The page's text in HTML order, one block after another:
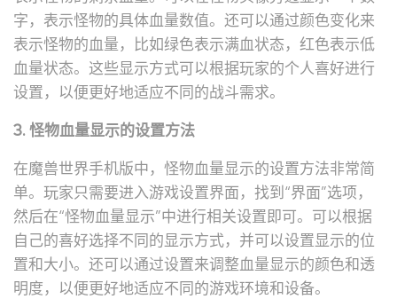
字，表示怪物的具体血量数值。还可以通过颜色变化来
表示怪物的血量，比如绿色表示满血状态，红色表示低
血量状态。这些显示方式可以根据玩家的个人喜好进行
设置，以便更好地适应不同的战斗需求。
3. 怪物血量显示的设置方法
在魔兽世界手机版中，怪物血量显示的设置方法非常简
单。玩家只需要进入游戏设置界面，找到“界面”选项，
然后在“怪物血量显示”中进行相关设置即可。可以根据
自己的喜好选择不同的显示方式，并可以设置显示的位
置和大小。还可以通过设置来调整血量显示的颜色和透
明度，以便更好地适应不同的游戏环境和设备。